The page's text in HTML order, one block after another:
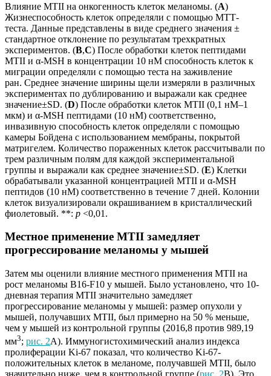
Влияние MTII на онкогенность клеток меланомы. (A)
Жизнеспособность клеток определяли с помощью МТТ-
теста. Данные представлены в виде среднего значения ±
стандартное отклонение по результатам трехкратных
экспериментов. (B,C) После обработки клеток пептидами
MTII и α-MSH в концентрации 10 нМ способность клеток к
миграции определяли с помощью теста на заживление
ран. Среднее значение ширины щели измеряли в различных
экспериментах по дублированию и выражали как среднее
значение±SD. (D) После обработки клеток MTII (0,1 нМ–1
мкм) и α-MSH пептидами (10 нМ) соответственно,
инвазивную способность клеток определяли с помощью
камеры Бойдена с использованием мембраны, покрытой
матригелем. Количество пораженных клеток рассчитывали по
трем различным полям для каждой экспериментальной
группы и выражали как среднее значение±SD. (E) Клетки
обрабатывали указанной концентрацией MTII и α-MSH
пептидов (10 нМ) соответственно в течение 7 дней. Колонии
клеток визуализировали окрашиванием в кристаллический
фиолетовый. **: p <0,01.
Местное применение MTII замедляет
прогрессирование меланомы у мышей
Затем мы оценили влияние местного применения MTII на
рост меланомы B16-F10 у мышей. Было установлено, что 10-
дневная терапия MTII значительно замедляет
прогрессирование меланомы у мышей: размер опухоли у
мышей, получавших MTII, был примерно на 50 % меньше,
чем у мышей из контрольной группы (2016,8 против 989,19
мм3; рис. 2A). Иммуногистохимический анализ индекса
пролиферации Ki-67 показал, что количество Ki-67-
положительных клеток в меланоме, получавшей MTII, было